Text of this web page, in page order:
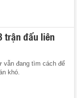
trận đấu liên
vẫn đang tìm cách để
khó.